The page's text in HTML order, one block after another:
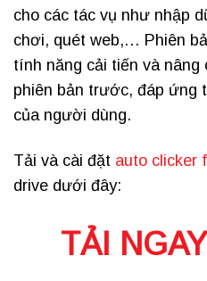
cho các tác vụ như nhập
chơi, quét web,… Phiên
tính năng cải tiến và
phiên bản trước, đáp ứng
của người dùng.
Tải và cài đặt auto clicker
drive dưới đây:
TẢI